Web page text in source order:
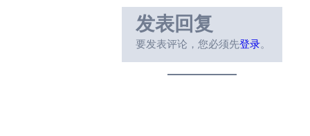
发表回复
要发表评论，您必须先登录。